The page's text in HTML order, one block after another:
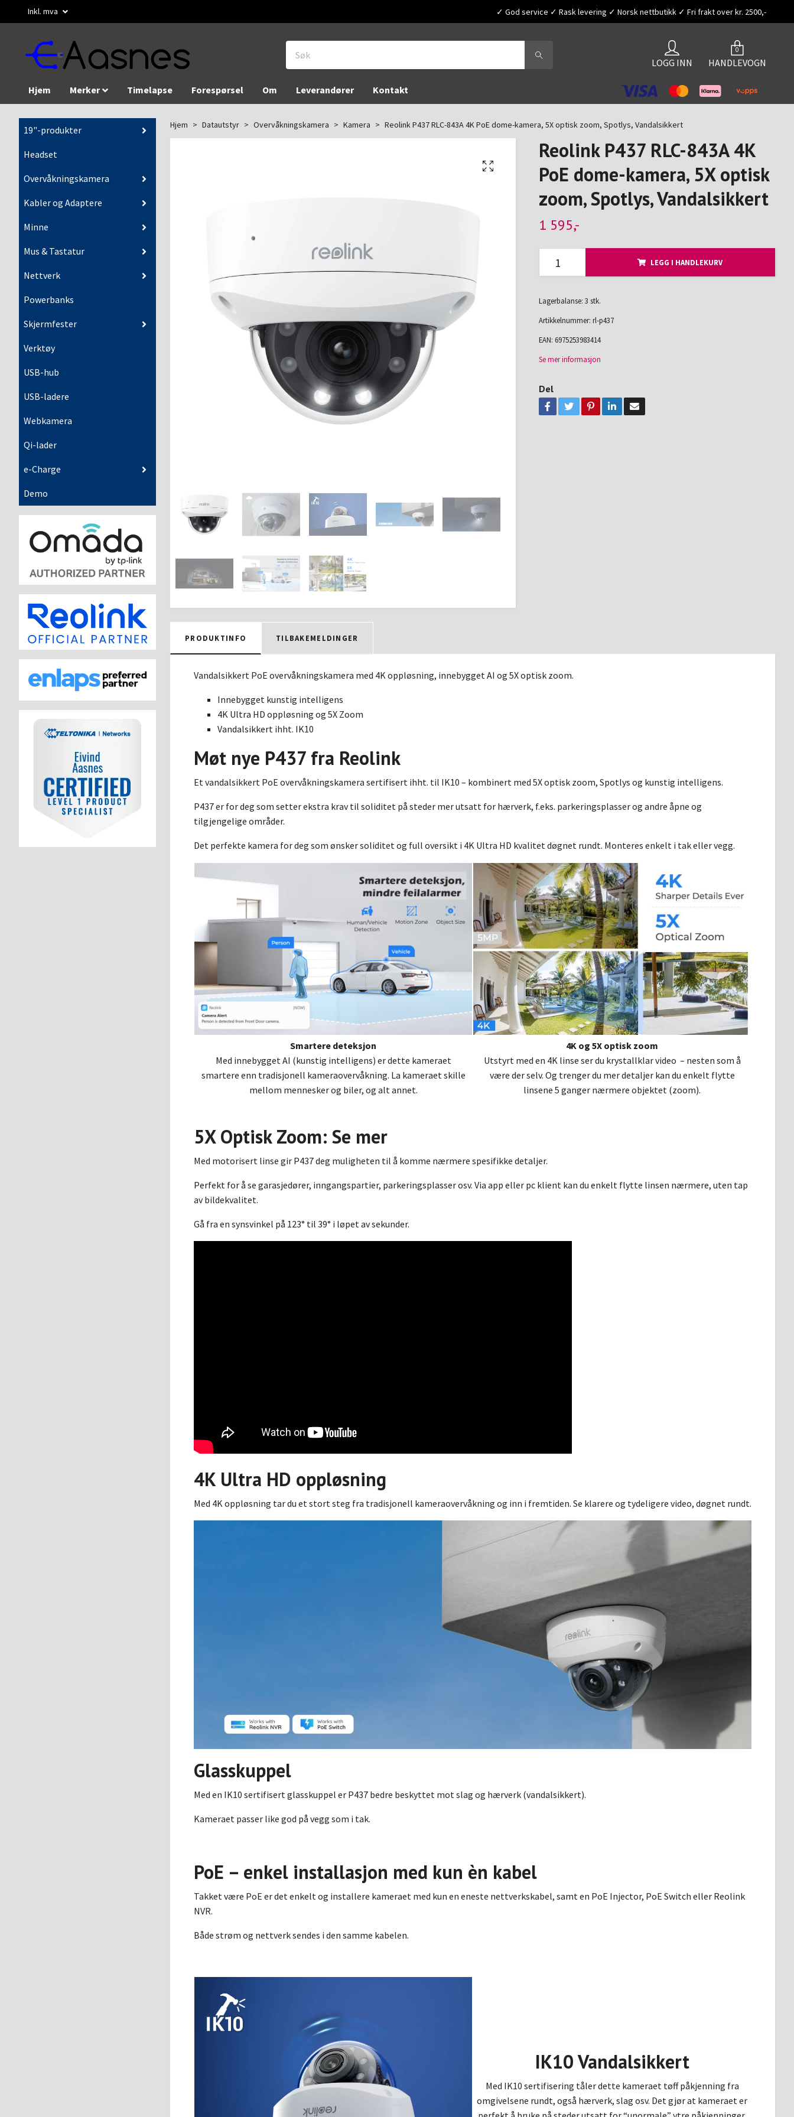
Inkl. mva ✓ God service ✓ Rask levering ✓ Norsk nettbutikk ✓ Fri frakt over kr. 2500,-
LOGG INN
0
HANDLEVOGN
Hjem Merker Timelapse Forespørsel Om Leverandører Kontakt
19"-produkter
Headset
Overvåkningskamera
Kabler og Adaptere
Minne
Mus & Tastatur
Nettverk
Powerbanks
Skjermfester
Verktøy
USB-hub
USB-ladere
Webkamera
Qi-lader
e-Charge
Demo
Hjem Datautstyr Overvåkningskamera Kamera Reolink P437 RLC-843A 4K PoE dome-kamera, 5X optisk zoom, Spotlys, Vandalsikkert
Reolink P437 RLC-843A 4K
PoE dome-kamera, 5X optisk
zoom, Spotlys, Vandalsikkert
1 595,-
LEGG I HANDLEKURV
Lagerbalanse: 3 stk.
Artikkelnummer: rl-p437
EAN: 6975253983414
Se mer informasjon
Del
PRODUKTINFO TILBAKEMELDINGER
Vandalsikkert PoE overvåkningskamera med 4K oppløsning, innebygget AI og 5X optisk zoom.
Innebygget kunstig intelligens
4K Ultra HD oppløsning og 5X Zoom
Vandalsikkert ihht. IK10
Møt nye P437 fra Reolink
Et vandalsikkert PoE overvåkningskamera sertifisert ihht. til IK10 – kombinert med 5X optisk zoom, Spotlys og kunstig intelligens.
P437 er for deg som setter ekstra krav til soliditet på steder mer utsatt for hærverk, f.eks. parkeringsplasser og andre åpne og
tilgjengelige områder.
Det perfekte kamera for deg som ønsker soliditet og full oversikt i 4K Ultra HD kvalitet døgnet rundt. Monteres enkelt i tak eller vegg.
Smartere deteksjon
Med innebygget AI (kunstig intelligens) er dette kameraet
smartere enn tradisjonell kameraovervåkning. La kameraet skille
mellom mennesker og biler, og alt annet.
4K og 5X optisk zoom
Utstyrt med en 4K linse ser du krystallklar video – nesten som å
være der selv. Og trenger du mer detaljer kan du enkelt flytte
linsene 5 ganger nærmere objektet (zoom).
5X Optisk Zoom: Se mer
Med motorisert linse gir P437 deg muligheten til å komme nærmere spesifikke detaljer.
Perfekt for å se garasjedører, inngangspartier, parkeringsplasser osv. Via app eller pc klient kan du enkelt flytte linsen nærmere, uten tap
av bildekvalitet.
Gå fra en synsvinkel på 123° til 39° i løpet av sekunder.
4K Ultra HD oppløsning
Med 4K oppløsning tar du et stort steg fra tradisjonell kameraovervåkning og inn i fremtiden. Se klarere og tydeligere video, døgnet rundt.
Glasskuppel
Med en IK10 sertifisert glasskuppel er P437 bedre beskyttet mot slag og hærverk (vandalsikkert).
Kameraet passer like god på vegg som i tak.
PoE – enkel installasjon med kun èn kabel
Takket være PoE er det enkelt og installere kameraet med kun en eneste nettverkskabel, samt en PoE Injector, PoE Switch eller Reolink
NVR.
Både strøm og nettverk sendes i den samme kabelen.
IK10 Vandalsikkert
Med IK10 sertifisering tåler dette kameraet tøff påkjenning fra
omgivelsene rundt, også hærverk, slag osv. Det gjør at kameraet er